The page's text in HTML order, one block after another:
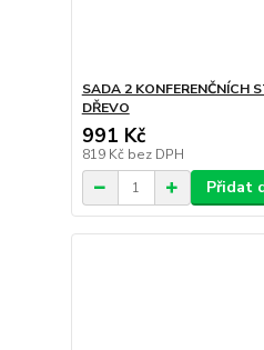
SADA 2 KONFERENČNÍCH
DŘEVO
991 Kč
819 Kč bez DPH
Přidat